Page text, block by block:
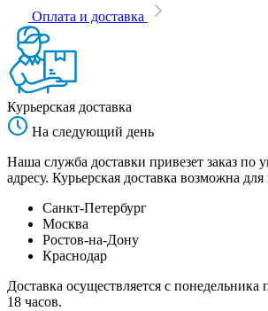
Оплата и доставка
Курьерская доставка
На следующий день
Наша служба доставки привезет заказ по
адресу. Курьерская доставка возможна для
Санкт-Петербург
Москва
Ростов-на-Дону
Краснодар
Доставка осуществляется с понедельника
18 часов.